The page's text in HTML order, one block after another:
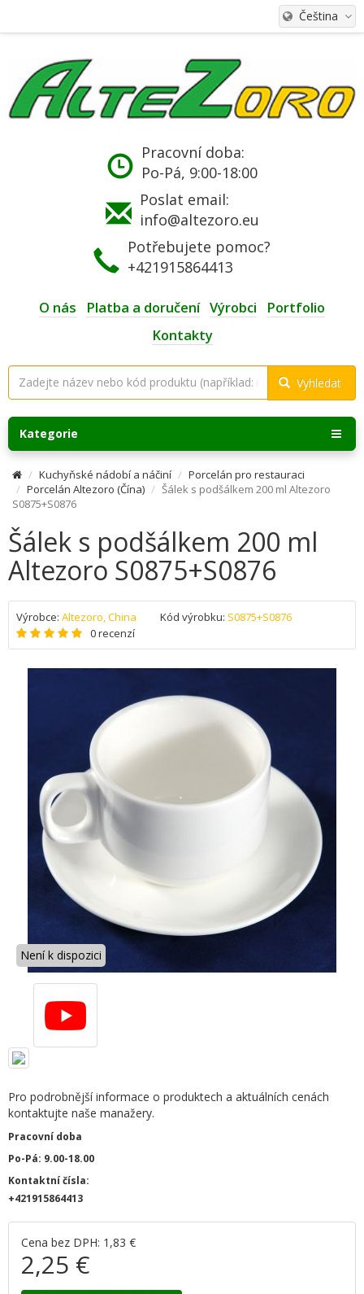
Čeština
Pracovní doba:
Po-Pá, 9:00-18:00
Poslat email:
info@altezoro.eu
Potřebujete pomoc?
+421915864413
O nás Platba a doručení Výrobci
Portfolio
Kontakty
Vyhledat
Kategorie
Kuchyňské nádobí a náčiní
Porcelán pro restauraci
Porcelán Altezoro (Čína)
Šálek s podšálkem 200 ml Altezoro
S0875+S0876
Šálek s podšálkem 200 ml
Altezoro S0875+S0876
Výrobce: Altezoro, China Kód výrobku: S0875+S0876
0 recenzí
Není k dispozici
Pro podrobnější informace o produktech a aktuálních cenách
kontaktujte naše manažery.
Pracovní doba
Po-Pá: 9.00-18.00
Kontaktní čísla:
+421915864413
Cena bez DPH: 1,83 €
2,25 €